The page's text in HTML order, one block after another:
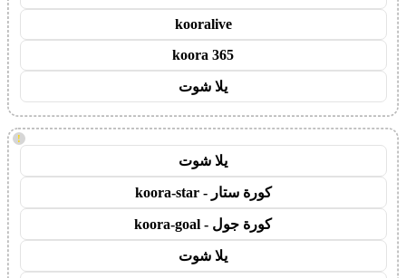
kooralive
koora 365
يلا شوت
!
يلا شوت
كورة ستار - koora-star
كورة جول - koora-goal
يلا شوت